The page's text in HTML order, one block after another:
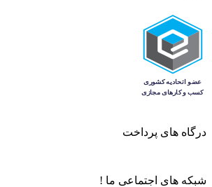
درگاه های پرداخت
شبکه های اجتماعی ما !